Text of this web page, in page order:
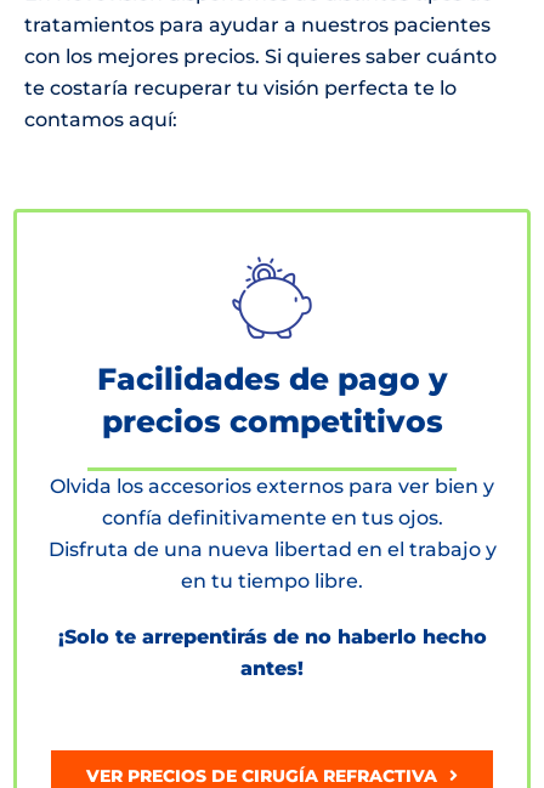
tratamientos para ayudar a nuestros pacientes
con los mejores precios. Si quieres saber cuánto
te costaría recuperar tu visión perfecta te lo
contamos aquí:
Facilidades de pago y
precios competitivos
Olvida los accesorios externos para ver bien y
confía definitivamente en tus ojos.
Disfruta de una nueva libertad en el trabajo y
en tu tiempo libre.
¡Solo te arrepentirás de no haberlo hecho
antes!
VER PRECIOS DE CIRUGÍA REFRACTIVA